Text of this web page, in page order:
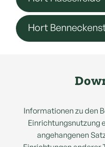
Hort
Informationen zu den
Einrichtungsnutzung
angehangenen